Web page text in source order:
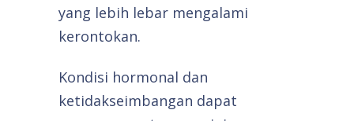
yang lebih lebar mengalami
kerontokan.
Kondisi hormonal dan
ketidakseimbangan dapat